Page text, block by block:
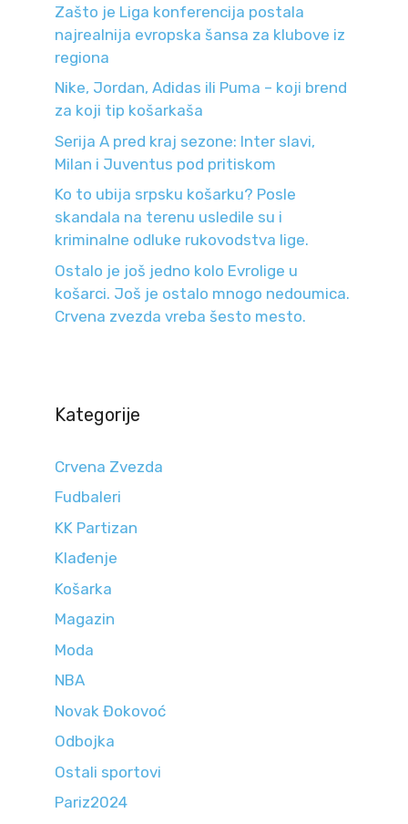
Zašto je Liga konferencija postala
najrealnija evropska šansa za klubove iz
regiona
Nike, Jordan, Adidas ili Puma – koji brend
za koji tip košarkaša
Serija A pred kraj sezone: Inter slavi,
Milan i Juventus pod pritiskom
Ko to ubija srpsku košarku? Posle
skandala na terenu usledile su i
kriminalne odluke rukovodstva lige.
Ostalo je još jedno kolo Evrolige u
košarci. Još je ostalo mnogo nedoumica.
Crvena zvezda vreba šesto mesto.
Kategorije
Crvena Zvezda
Fudbaleri
KK Partizan
Klađenje
Košarka
Magazin
Moda
NBA
Novak Đokovoć
Odbojka
Ostali sportovi
Pariz2024